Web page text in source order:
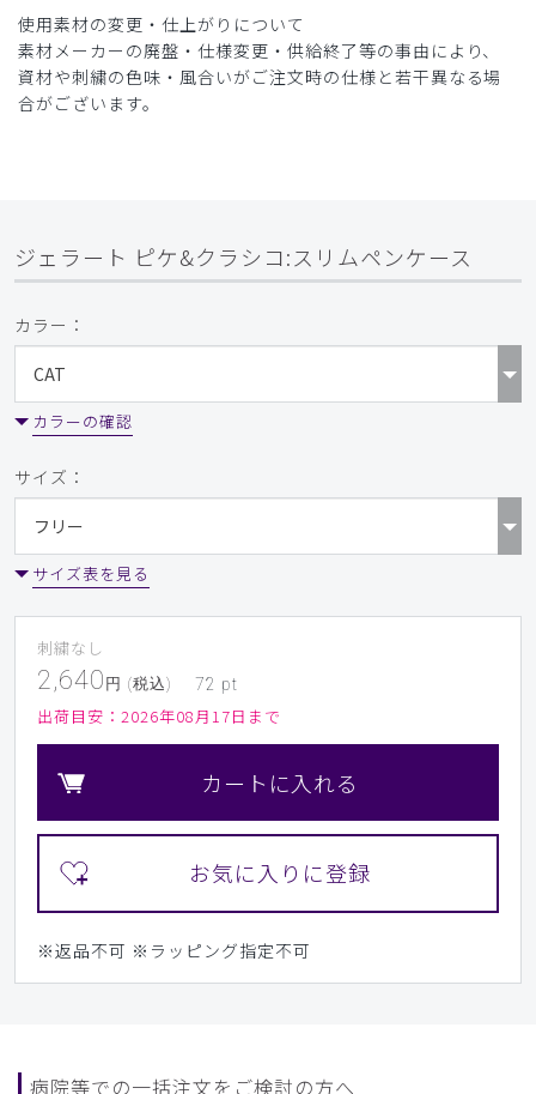
使用素材の変更・仕上がりについて
素材メーカーの廃盤・仕様変更・供給終了等の事由により、
資材や刺繍の色味・風合いがご注文時の仕様と若干異なる場
合がございます。
ジェラート ピケ&クラシコ:スリムペンケース
カラー：
カラーの確認
サイズ：
サイズ表を見る
刺繍なし
2,640 円 (税込) 72 pt
出荷目安： 2026年08月17日まで
カートに入れる
※返品不可 ※ラッピング指定不可
病院等での一括注文をご検討の方へ